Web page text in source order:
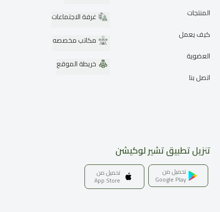
المنتجات
كيف يعمل
العضوية
اتصل بنا
غرفة الاجتماعات
مكاتب مخصصه
خريطة الموقع
تنزيل تطبيق تشير لوكيشن
تحميل من
Google Play
تحميل من
App Store